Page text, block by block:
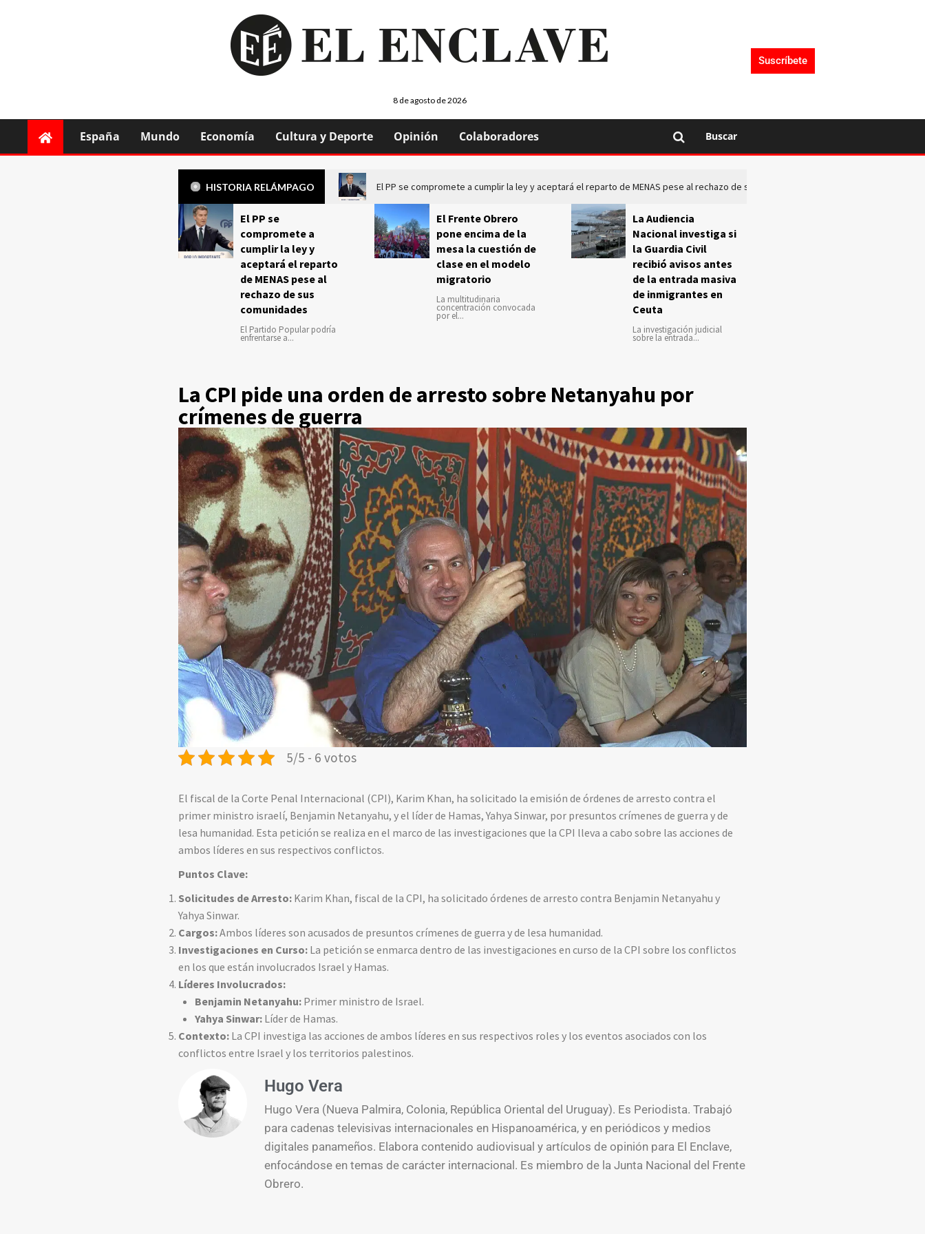
8 de agosto de 2026
Suscríbete
España Mundo Economía Cultura y Deporte Opinión Colaboradores Buscar
HISTORIA RELÁMPAGO El PP se compromete a cumplir la ley y aceptará el reparto de MENAS pese al rechazo de sus comunidades
El PP se
compromete a
cumplir la ley y
aceptará el reparto
de MENAS pese al
rechazo de sus
comunidades
El Partido Popular podría
enfrentarse a...
El Frente Obrero
pone encima de la
mesa la cuestión de
clase en el modelo
migratorio
La multitudinaria
concentración convocada
por el...
La Audiencia
Nacional investiga si
la Guardia Civil
recibió avisos antes
de la entrada masiva
de inmigrantes en
Ceuta
La investigación judicial
sobre la entrada...
La CPI pide una orden de arresto sobre Netanyahu por
crímenes de guerra
5/5 - 6 votos
El fiscal de la Corte Penal Internacional (CPI), Karim Khan, ha solicitado la emisión de órdenes de arresto contra el
primer ministro israelí, Benjamin Netanyahu, y el líder de Hamas, Yahya Sinwar, por presuntos crímenes de guerra y de
lesa humanidad. Esta petición se realiza en el marco de las investigaciones que la CPI lleva a cabo sobre las acciones de
ambos líderes en sus respectivos conflictos.
Puntos Clave:
Solicitudes de Arresto: Karim Khan, fiscal de la CPI, ha solicitado órdenes de arresto contra Benjamin Netanyahu y
Yahya Sinwar.
Cargos:Ambos líderes son acusados de presuntos crímenes de guerra y de lesa humanidad.
Investigaciones en Curso: La petición se enmarca dentro de las investigaciones en curso de la CPI sobre los conflictos
en los que están involucrados Israel y Hamas.
Líderes Involucrados:
Benjamin Netanyahu: Primer ministro de Israel.
Yahya Sinwar: Líder de Hamas.
Contexto: La CPI investiga las acciones de ambos líderes en sus respectivos roles y los eventos asociados con los
conflictos entre Israel y los territorios palestinos.
Hugo Vera
Hugo Vera (Nueva Palmira, Colonia, República Oriental del Uruguay). Es Periodista. Trabajó
para cadenas televisivas internacionales en Hispanoamérica, y en periódicos y medios
digitales panameños. Elabora contenido audiovisual y artículos de opinión para El Enclave,
enfocándose en temas de carácter internacional. Es miembro de la Junta Nacional del Frente
Obrero.